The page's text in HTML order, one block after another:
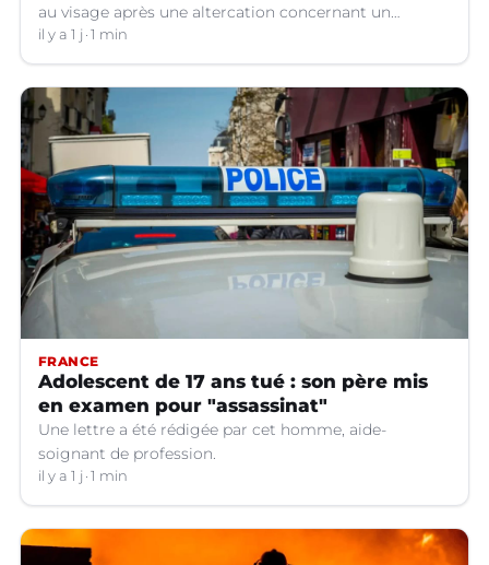
au visage après une altercation concernant un
téléphone portable à Montpellier (Hérault).
il y a 1 j 1 min
FRANCE
Adolescent de 17 ans tué : son père mis
en examen pour "assassinat"
Une lettre a été rédigée par cet homme, aide-
soignant de profession.
il y a 1 j 1 min